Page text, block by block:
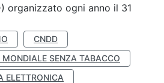
organizzato ogni anno il 31
CNDD
MONDIALE SENZA TABACCO
ELETTRONICA